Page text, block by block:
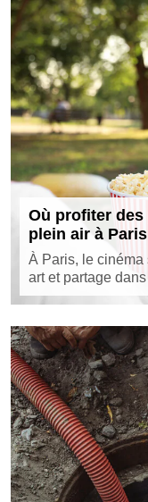
Où profiter
plein air à
À Paris, le cinéma
art et partage